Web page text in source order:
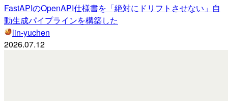
FastAPIのOpenAPI仕様書を「絶対にドリフトさせない」自
動生成パイプラインを構築した
lin-yuchen
2026.07.12